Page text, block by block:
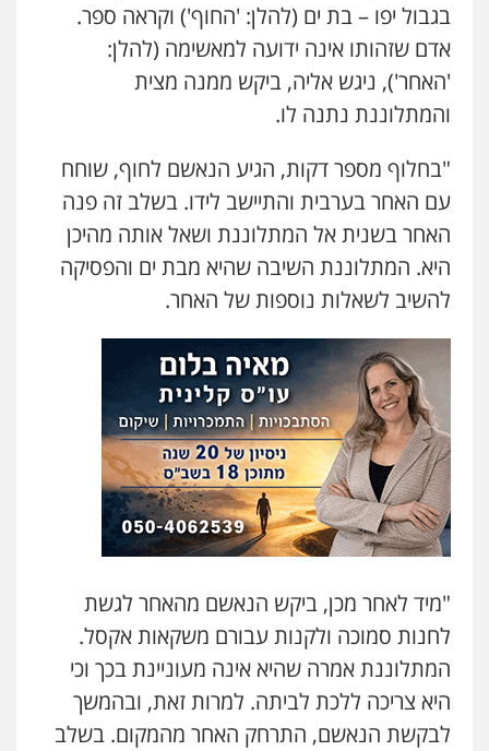
עו"ד גיורא זילברשטיין
פלילי פשיעה חמורה מעצרים וחקירות
0505212444
גיל פרידמן – משרד עו"ד
פלילי צווארון לבן מעצרים וחקירות מחיקת
רישום פלילי
0503366733
עורך דין פלילי רובי גלבוע
פלילי פשיעה חמורה צווארון לבן
0505537656
עו"ד קובי בן שעיה
פלילי צווארון לבן צבאי
0524040052
עו"ד אלון ארז
פלילי צבאי סמים אלימות במשפחה
0507368203
עו"ד לימור רוט חזן
צווארון לבן פשיעה חמורה
0523407232
בגבול יפו – בת ים (להלן: 'החוף') וקראה ספר.
אדם שזהותו אינה ידועה למאשימה (להלן:
'האחר'), ניגש אליה, ביקש ממנה מצית
והמתלוננת נתנה לו.
"בחלוף מספר דקות, הגיע הנאשם לחוף, שוחח
עם האחר בערבית והתיישב לידו. בשלב זה פנה
האחר בשנית אל המתלוננת ושאל אותה מהיכן
היא. המתלוננת השיבה שהיא מבת ים והפסיקה
להשיב לשאלות נוספות של האחר.
"מיד לאחר מכן, ביקש הנאשם מהאחר לגשת
לחנות סמוכה ולקנות עבורם משקאות אקסל.
המתלוננת אמרה שהיא אינה מעוניינת בכך וכי
היא צריכה ללכת לביתה. למרות זאת, ובהמשך
לבקשת הנאשם, התרחק האחר מהמקום. בשלב